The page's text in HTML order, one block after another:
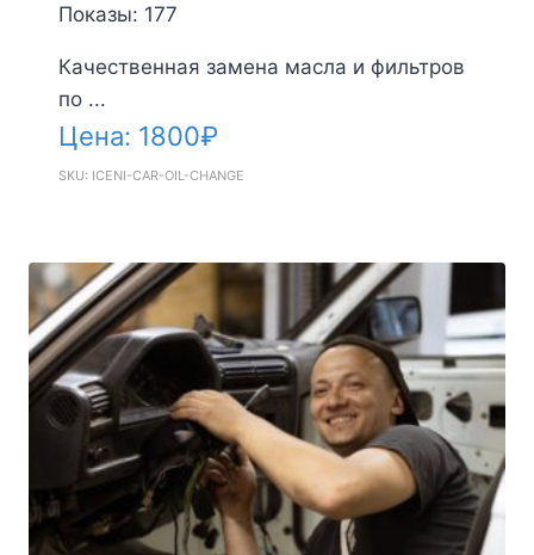
Показы: 177
Качественная замена масла и фильтров
по ...
Цена: 1800₽
SKU: ICENI-CAR-OIL-CHANGE